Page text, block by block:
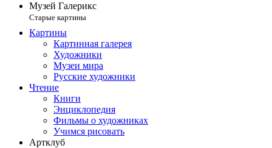
Музей Галерикс
Старые картины
Картины
Картинная галерея
Художники
Музеи мира
Русские художники
Чтение
Книги
Энциклопедия
Фильмы о художниках
Учимся рисовать
Артклуб